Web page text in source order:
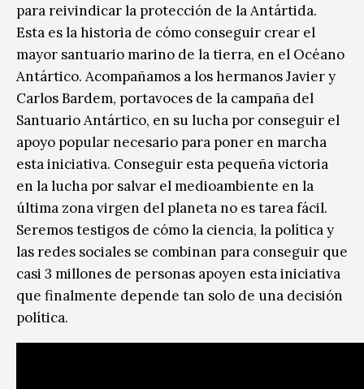
para reivindicar la protección de la Antártida.
Esta es la historia de cómo conseguir crear el
mayor santuario marino de la tierra, en el Océano
Antártico. Acompañamos a los hermanos Javier y
Carlos Bardem, portavoces de la campaña del
Santuario Antártico, en su lucha por conseguir el
apoyo popular necesario para poner en marcha
esta iniciativa. Conseguir esta pequeña victoria
en la lucha por salvar el medioambiente en la
última zona virgen del planeta no es tarea fácil.
Seremos testigos de cómo la ciencia, la política y
las redes sociales se combinan para conseguir que
casi 3 millones de personas apoyen esta iniciativa
que finalmente depende tan solo de una decisión
política.